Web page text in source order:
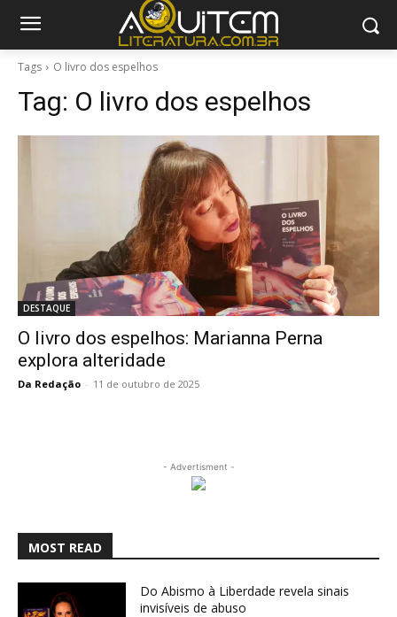
Tags O livro dos espelhos
Tag: O livro dos espelhos
DESTAQUE
O livro dos espelhos: Marianna Perna
explora alteridade
Da Redação - 11 de outubro de 2025
- Advertisment -
MOST READ
Do Abismo à Liberdade revela sinais
invisíveis de abuso